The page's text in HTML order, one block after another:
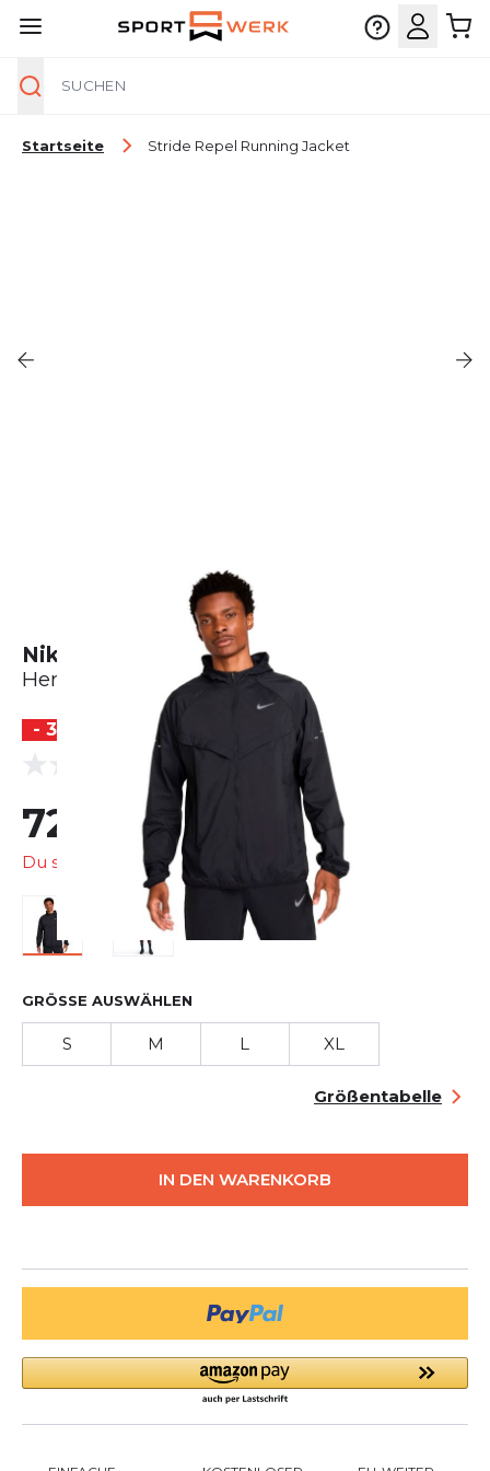
Startseite Stride Repel Running Jacket
Nike Stride Repel Running Jacket
Herren
- 34 %
0.0
(0 Bewertungen)
72,95 €
Du sparst 37,04 €
GRÖSSE AUSWÄHLEN
S M L XL
Größentabelle
IN DEN WARENKORB